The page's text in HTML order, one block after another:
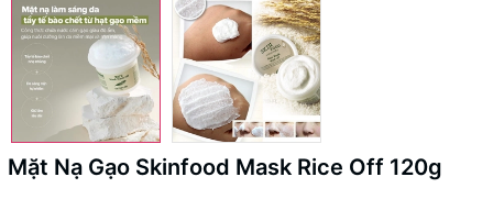
Mặt Nạ Gạo Skinfood Mask Rice Off 120g